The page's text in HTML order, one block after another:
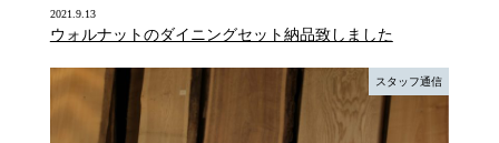
2021.9.13
ウォルナットのダイニングセット納品致しました
スタッフ通信